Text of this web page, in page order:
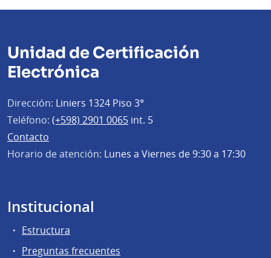
Unidad de Certificación
Electrónica
Dirección: Liniers 1324 Piso 3°
Teléfono: (+598) 2901 0065 int. 5
Contacto
Horario de atención: Lunes a Viernes de 9:30 a 17:30
Institucional
Estructura
Preguntas frecuentes